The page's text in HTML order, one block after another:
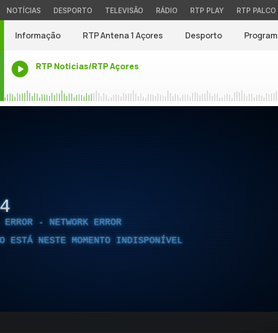
NOTÍCIAS DESPORTO TELEVISÃO RÁDIO RTP PLAY RTP PALCO
Informação RTP Antena 1 Açores Desporto
RTP Noticias/RTP Açores
- NETWORK ERROR
ESTÁ NESTE MOMENTO INDISPONÍVEL